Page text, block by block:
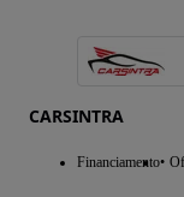
CARSINTRA
Financiamento